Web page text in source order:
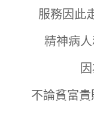
服務因此
精神病
不論貧富貴